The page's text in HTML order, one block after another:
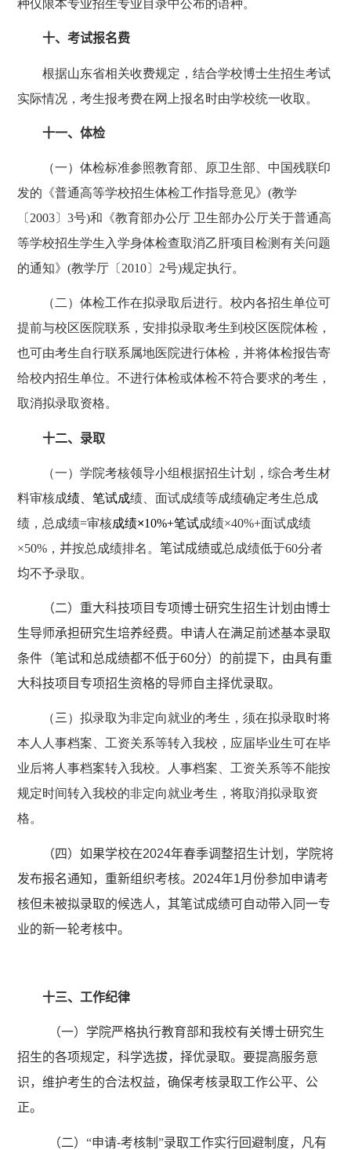
种仅限本专业招生专业目录中公布的语种。
十、考试报名费
根据山东省相关收费规定，结合学校博士生招生考试
实际情况，考生报考费在网上报名时由学校统一收取。
十一、体检
（一）体检标准参照教育部、原卫生部、中国残联印
发的《普通高等学校招生体检工作指导意见》 (教学
〔 2003〕 3号)和《教育部办公厅 卫生部办公厅关于普通高
等学校招生学生入学身体检查取消乙肝项目检测有关问题
的通知》 (教学厅〔 2010〕 2号)规定执行。
（二）体检工作在拟录取后进行。校内各招生单位可
提前与校区医院联系，安排拟录取考生到校区医院体检，
也可由考生自行联系属地医院进行体检，并将体检报告寄
给校内招生单位。不进行体检或体检不符合要求的考生，
取消拟录取资格。
十二、录取
（一）学院考核领导小组根据招生计划，综合考生材
料审核成绩、笔试成绩、面试成绩等成绩确定考生总成
绩，总成绩=审核成绩×10%+笔试成绩×40%+面试成绩
×50% ， 并按总成绩排名。 笔试成绩或总成绩低于60分者
均不予录取。
（二）重大科技项目专项博士研究生招生计划由博士
生导师承担研究生培养经费。申请人在满足前述基本录取
条件（笔试和总成绩都不低于60分）的前提下，由具有重
大科技项目专项招生资格的导师自主择优录取。
（ 三 ）拟录取为非定向就业的考生，须在拟录取时将
本人人事档案、工资关系等转入我校，应届毕业生可在毕
业后将人事档案转入我校。人事档案、工资关系等不能按
规定时间转入我校的非定向就业考生，将取消拟录取资
格。
（四）如果学校在2024年春季调整招生计划，学院将
发布报名通知，重新组织考核。 2024年1月份参加申请考
核但未被拟录取的候选人，其笔试成绩可自动带入同一专
业的新一轮考核中。
十三、工作纪律
（一）学院严格执行教育部和我校有关博士研究生
招生的各项规定，科学选拔，择优录取。要提高服务意
识，维护考生的合法权益，确保考核录取工作公平、公
正。
（二） “申请-考核制”录取工作实行回避制度，凡有